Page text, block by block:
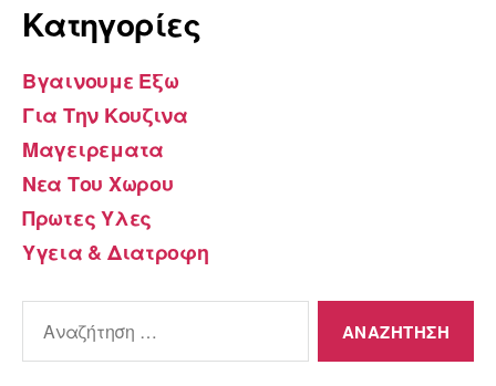
Kατηγορίες
Βγαινουμε Εξω
Για Την Κουζινα
Μαγειρεματα
Νεα Του Χωρου
Πρωτες Υλες
Υγεια & Διατροφη
για: